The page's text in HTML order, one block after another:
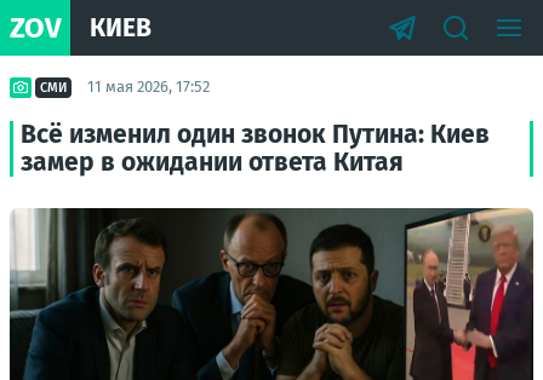
ZOV КИЕВ
СМИ 11 мая 2026, 17:52
Всё изменил один звонок Путина: Киев
замер в ожидании ответа Китая